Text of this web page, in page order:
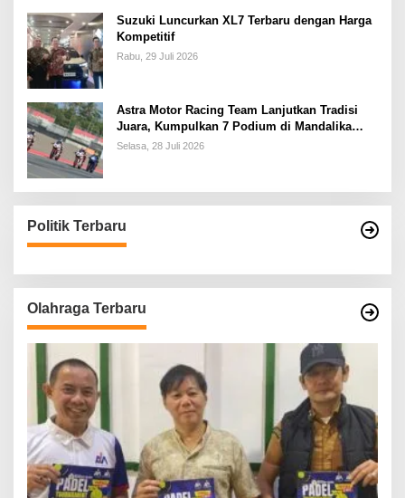
Suzuki Luncurkan XL7 Terbaru dengan Harga
Kompetitif
Rabu, 29 Juli 2026
Astra Motor Racing Team Lanjutkan Tradisi
Juara, Kumpulkan 7 Podium di Mandalika
Racing Series Putaran ke 3
Selasa, 28 Juli 2026
Politik Terbaru
Olahraga Terbaru